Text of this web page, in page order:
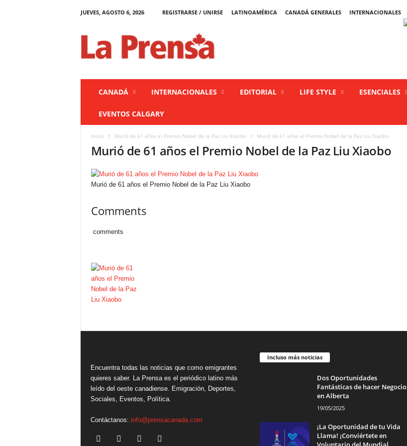
JUEVES, AGOSTO 6, 2026 REGISTRARSE / UNIRSE LATINOAMÉRICA CANADÁ GENERALES
INTERNACIONALES
a
CANADÁ INTERNACIONALES EDITORIAL LIFE STYLE ESENCIALES
EVENTOS CALGARY
Inicio Murió de 61 años el Premio Nobel de la Paz Liu Xiaobo Murió de 61 años el Premio Nobel de la Paz Liu Xiaobo
Murió de 61 años el Premio Nobel de la Paz Liu Xiaobo
Murió de 61 años el Premio Nobel de la Paz Liu Xiaobo
Comments
comments
Encuentra todas las noticias que como emigrantes
quieres saber. La Prensa es el periódico latino más
leído del oeste canadiense. Emigración, Deportes,
Sociales, Eventos, Política.
Contáctanos: info@prensacanada.com
Incluso más noticias
Dos Oportunidades
Fantásticas de hacer Negocio
en Alberta
19/05/2025
¡La Oportunidad de tu Vida
Llama! ¡Conviértete en